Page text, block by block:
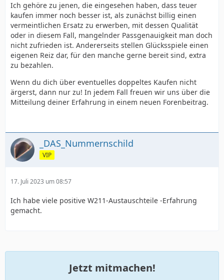
Ich gehöre zu jenen, die eingesehen haben, dass teuer
kaufen immer noch besser ist, als zunächst billig einen
vermeintlichen Ersatz zu erwerben, mit dessen Qualität
oder in diesem Fall, mangelnder Passgenauigkeit man doch
nicht zufrieden ist. Andererseits stellen Glücksspiele einen
eigenen Reiz dar, für den manche gerne bereit sind, extra
zu bezahlen.
Wenn du dich über eventuelles doppeltes Kaufen nicht
ärgerst, dann nur zu! In jedem Fall freuen wir uns über die
Mitteilung deiner Erfahrung in einem neuen Forenbeitrag.
_DAS_Nummernschild
VIP
17. Juli 2023 um 08:57
Ich habe viele positive W211-Austauschteile -Erfahrung
gemacht.
Jetzt mitmachen!